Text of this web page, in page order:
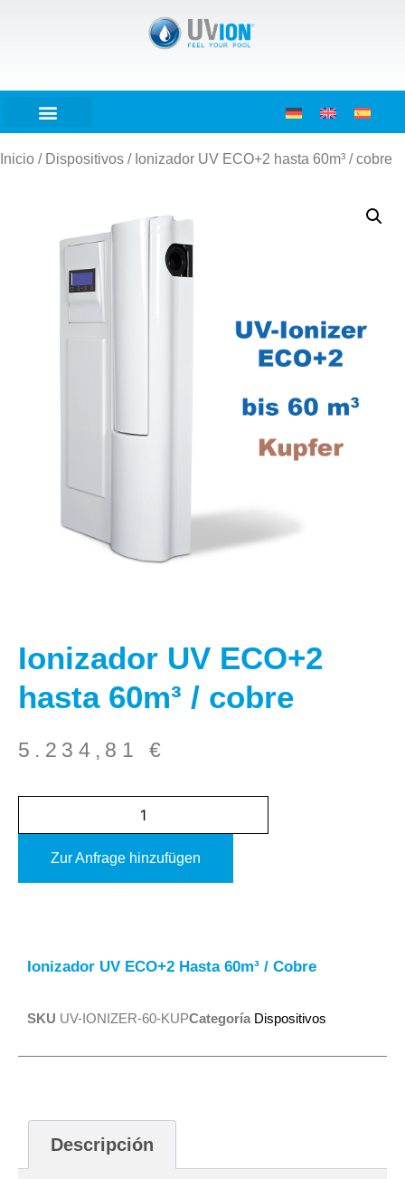
Inicio / Dispositivos / Ionizador UV ECO+2 hasta 60m³ / cobre
Ionizador UV ECO+2
hasta 60m³ / cobre
5.234,81 €
Zur Anfrage hinzufügen
Ionizador UV ECO+2 Hasta 60m³ / Cobre
SKU UV-IONIZER-60-KUPCategoría Dispositivos
Descripción